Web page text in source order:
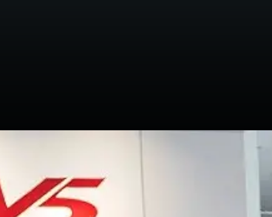
इसमें सुरक्षित राइडिंग के लिए नया
दिया गया है, जिससे राइडिंग स्मूथ और
सुरक्षित होगी।